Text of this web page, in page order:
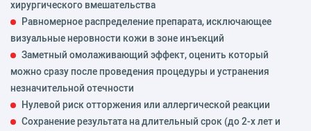
хирургического вмешательства
Равномерное распределение препарата, исключающее
визуальные неровности кожи в зоне инъекций
Заметный омолаживающий эффект, оценить который
можно сразу после проведения процедуры и устранения
незначительной отечности
Нулевой риск отторжения или аллергической реакции
Сохранение результата на длительный срок (до 2-х лет и